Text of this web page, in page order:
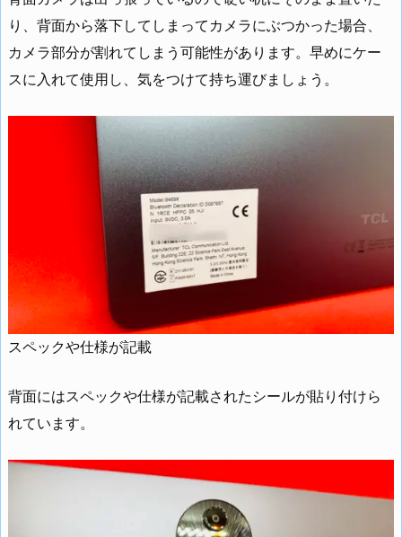
り、背面から落下してしまってカメラにぶつかった場合、
カメラ部分が割れてしまう可能性があります。早めにケー
スに入れて使用し、気をつけて持ち運びましょう。
スペックや仕様が記載
背面にはスペックや仕様が記載されたシールが貼り付けら
れています。